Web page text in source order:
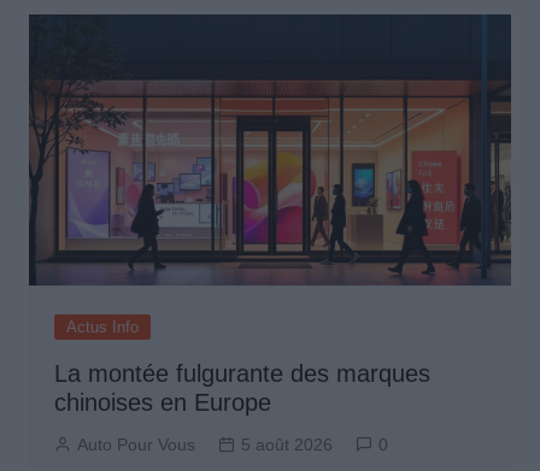
Actus Info
La montée fulgurante des marques
chinoises en Europe
Auto Pour Vous 5 août 2026 0